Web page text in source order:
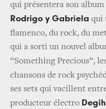
qui présentera son album
Rodrigo y Gabriela qui
flamenco, du rock, du
qui a sorti un nouvel
“Something Precious”,
chansons de rock
ses sets qui vacillent
producteur électro